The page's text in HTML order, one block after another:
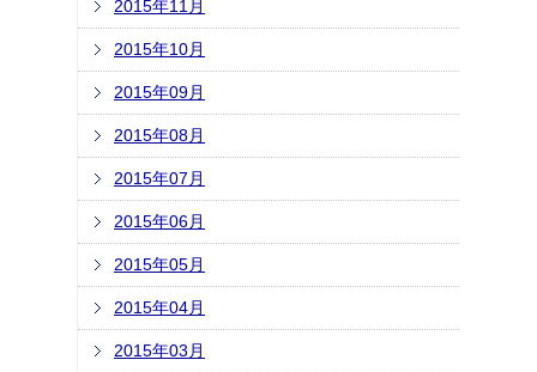
2015年11月
2015年10月
2015年09月
2015年08月
2015年07月
2015年06月
2015年05月
2015年04月
2015年03月